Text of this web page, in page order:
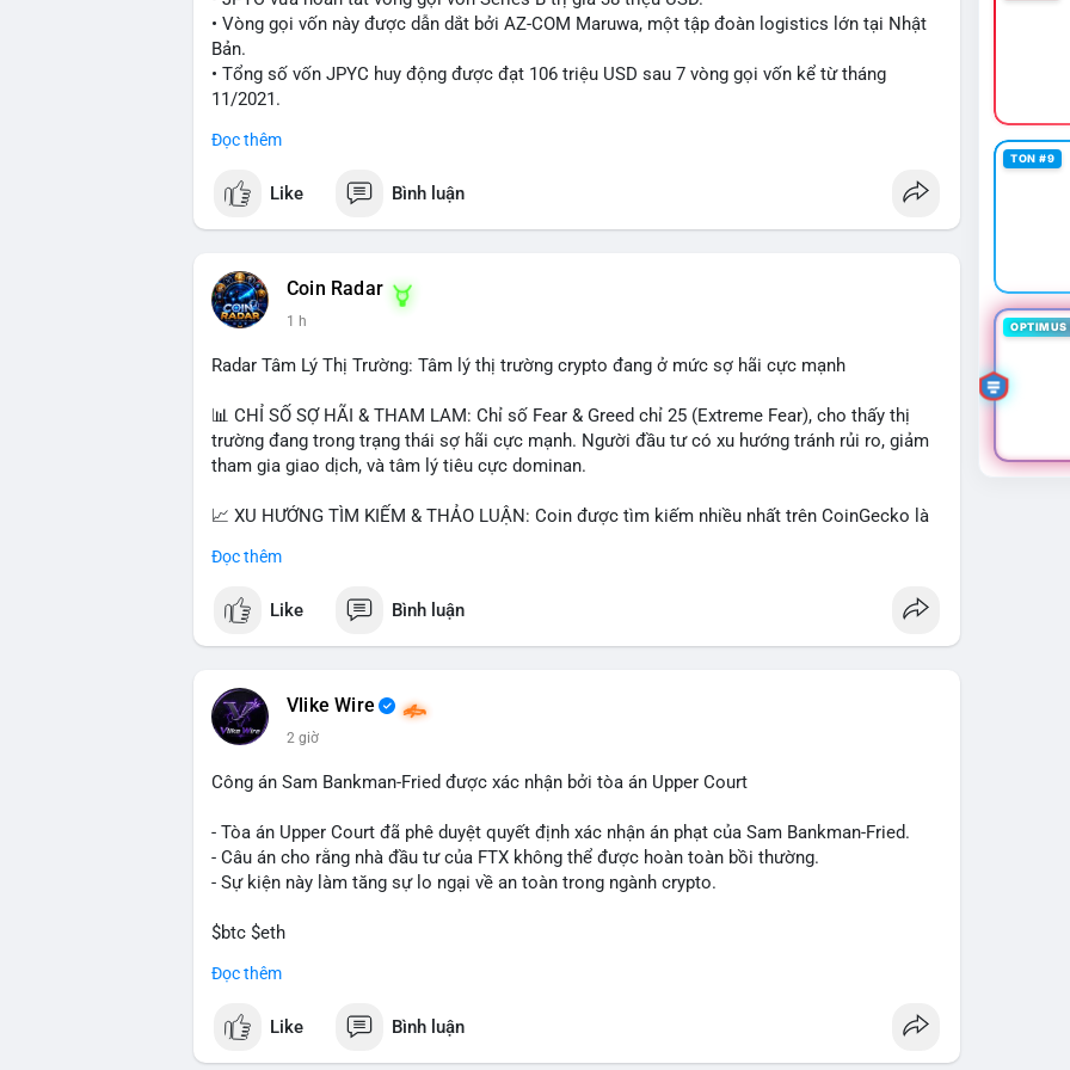
xúc; hãy chờ xác nhận hướng đi của dòng tiền trước khi đưa ra quyết định vào lệnh, đồng
thời đặt lệnh dừng lỗ chặt chẽ để quản trị rủi ro trong bối cảnh thanh khoản mỏng.
#25dot8btc #dichuyen1_66trieuusd #khangcu64556 #whalebtc #theodoidongtien
• Vòng gọi vốn này được dẫn dắt bởi AZ-COM Maruwa, một tập đoàn logistics lớn tại Nhật
Bản.
• Tổng số vốn JPYC huy động được đạt 106 triệu USD sau 7 vòng gọi vốn kể từ tháng
11/2021.
#jpyc #cryptonews
$btc $eth
📰 Nguồn: CoinDesk
Đọc thêm
Like Bình luận
Coin Radar
1 h
Radar Tâm Lý Thị Trường: Tâm lý thị trường crypto đang ở mức sợ hãi cực mạnh
📊 CHỈ SỐ SỢ HÃI & THAM LAM: Chỉ số Fear & Greed chỉ 25 (Extreme Fear), cho thấy thị
trường đang trong trạng thái sợ hãi cực mạnh. Người đầu tư có xu hướng tránh rủi ro, giảm
tham gia giao dịch, và tâm lý tiêu cực dominan.
📈 XU HƯỚNG TÌM KIẾM & THẢO LUẬN: Coin được tìm kiếm nhiều nhất trên CoinGecko là
Trends Việt Nam, từ khóa như 'con riêng', 'phạm nhật minh anh' và 'tô lâm' được nhắc đến
💬 DÒNG CHẢY TIN TỨC & TRUYỀN THÔNG: Các bài đăng trên Binance Square tập trung
Telegram, tin tức nổi bật bao gồm việc Tether mở rộng vào Saudi Arabia và báo cáo về
Bitcoin miners chuyển hướng AI. Các tin tức quốc tế cũng nhấn mạnh sự động chảy của thị
trường.
💡 NHẬN ĐỊNH & KHUYẾN NGHỊ: Tâm lý thị trường hiện tại rất tiêu cực do sợ hãi cao,
tập trung vào cơ hội an toàn và theo dõi xu hướng từ các nguồn tin uy tín.
📊 Nguồn: Radar Tâm Lý Thị Trường
Đọc thêm
Like Bình luận
Vlike Wire
2 giờ
Công án Sam Bankman-Fried được xác nhận bởi tòa án Upper Court
- Tòa án Upper Court đã phê duyệt quyết định xác nhận án phạt của Sam Bankman-Fried.
- Câu án cho rằng nhà đầu tư của FTX không thể được hoàn toàn bồi thường.
- Sự kiện này làm tăng sự lo ngại về an toàn trong ngành crypto.
$btc $eth
#vlikevn
📰 Nguồn: Cointelegraph
Đọc thêm
Like Bình luận
TON #9
OPTIMUS